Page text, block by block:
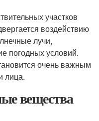
участков
воздействию
лучи,
погодных условий.
очень важным
лица.
вещества